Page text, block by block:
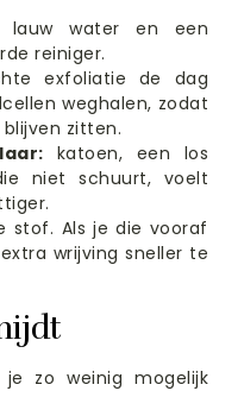
lauw water en een
reiniger.
exfoliatie de dag
weghalen, zodat
zitten.
katoen, een los
niet schuurt, voelt
stof. Als je die vooraf
wrijving sneller te
zo weinig mogelijk